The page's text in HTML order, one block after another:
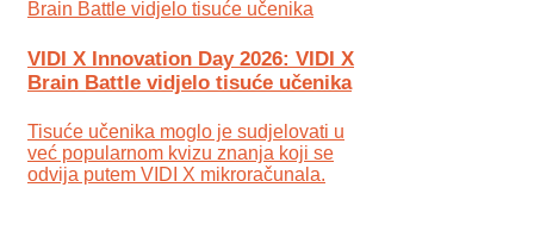
VIDI X Innovation Day 2026: VIDI X
Brain Battle vidjelo tisuće učenika
Tisuće učenika moglo je sudjelovati u
već popularnom kvizu znanja koji se
odvija putem VIDI X mikroračunala.